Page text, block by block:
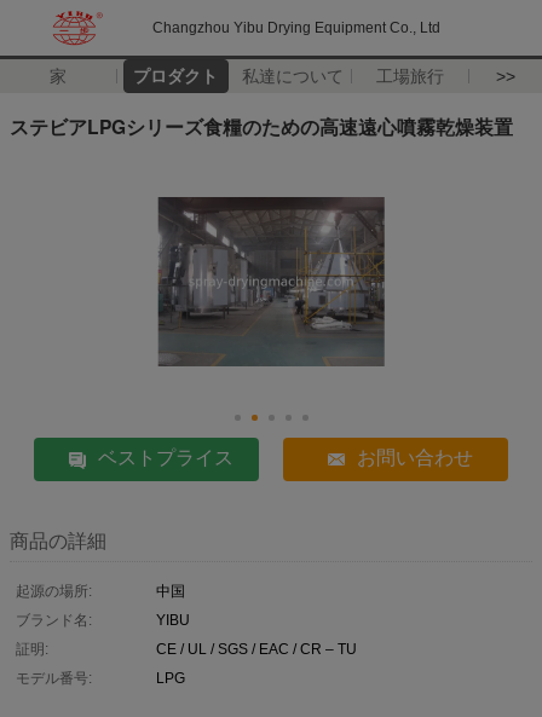
Changzhou Yibu Drying Equipment Co., Ltd
家 プロダクト 私達について 工場旅行 >>
ステビアLPGシリーズ食糧のための高速遠心噴霧乾燥装置
ベストプライス お問い合わせ
商品の詳細
起源の場所:
中国
ブランド名:
YIBU
証明:
CE / UL / SGS / EAC / CR – TU
モデル番号:
LPG